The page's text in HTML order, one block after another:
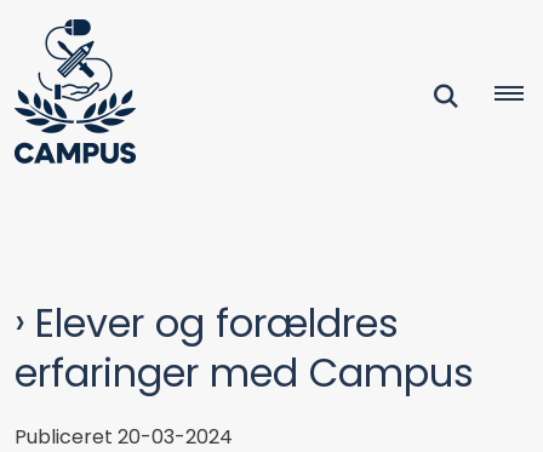
Elever og forældres
erfaringer med Campus
Publiceret 20-03-2024